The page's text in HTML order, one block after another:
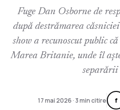
Fuge Dan Osborne de
după destrămarea
show a recunoscut public
Marea Britanie, unde îl
separării
17 mai 2026 · 3 min citire f